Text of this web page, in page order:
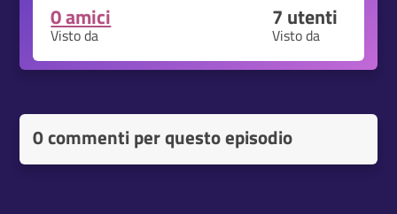
0 amici
Visto da
7 utenti
Visto da
0 commenti per questo episodio